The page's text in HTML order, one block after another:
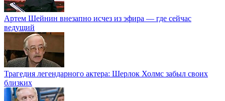
Артем Шейнин внезапно исчез из эфира — где сейчас
ведущий
Трагедия легендарного актера: Шерлок Холмс забыл своих
близких